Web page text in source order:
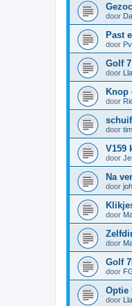
door
Past
door
Golf
door
Knop
door
door
V159
door
Na
door
door
door
Golf
door
Optie
door